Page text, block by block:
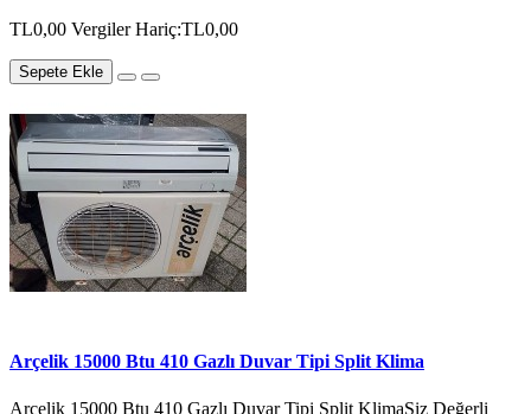
TL0,00 Vergiler Hariç:TL0,00
Sepete Ekle
Arçelik 15000 Btu 410 Gazlı Duvar Tipi Split Klima
Arçelik 15000 Btu 410 Gazlı Duvar Tipi Split KlimaSiz Değerli